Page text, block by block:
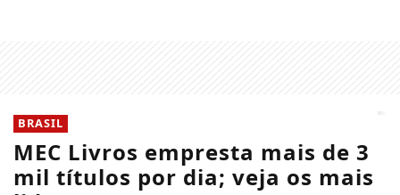
BRASIL
MEC Livros empresta mais de 3
mil títulos por dia; veja os mais